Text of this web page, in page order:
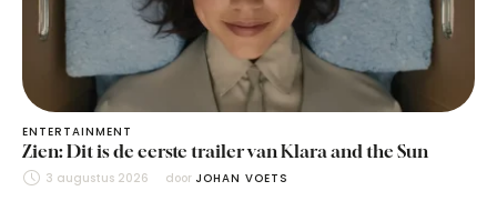
ENTERTAINMENT
Zien: Dit is de eerste trailer van Klara and the Sun
3 augustus 2026 door JOHAN VOETS